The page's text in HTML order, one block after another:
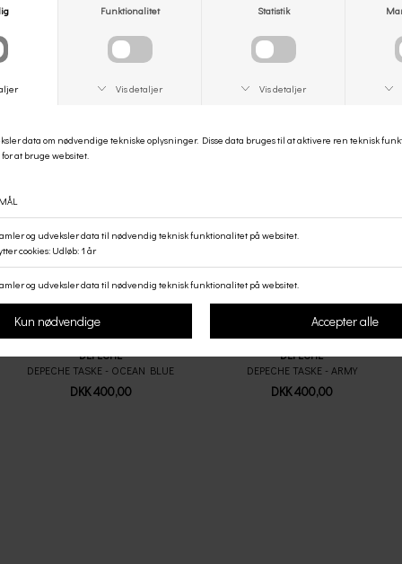
ANDRE KØBTE OGSÅ
DEPECHE
DEPECHE TASKE - OCEAN BLUE
DKK 400,00
DEPECHE
DEPECHE TASKE - ARMY
DKK 400,00